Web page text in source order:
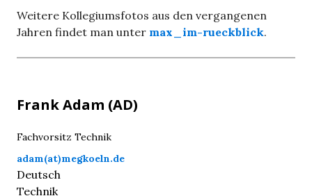
Weitere Kollegiumsfotos aus den vergangenen
Jahren findet man unter max_im-rueckblick.
FrankAdam (AD)
Fachvorsitz Technik
adam(at)megkoeln.de
Deutsch
Technik